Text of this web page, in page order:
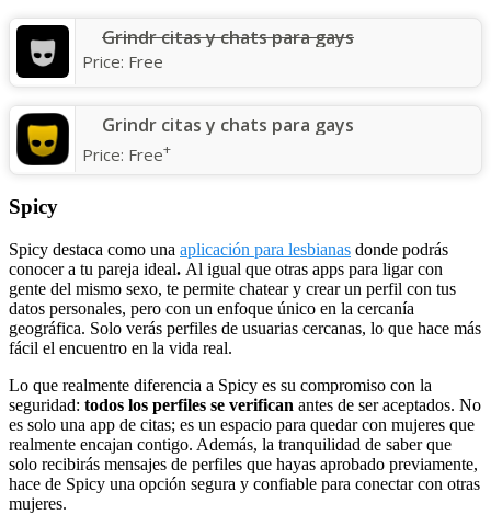
Grindr citas y chats para gays
Price: Free
Grindr citas y chats para gays
Price: Free+
Spicy
Spicy destaca como una aplicación para lesbianas donde podrás
conocer a tu pareja ideal. Al igual que otras apps para ligar con
gente del mismo sexo, te permite chatear y crear un perfil con tus
datos personales, pero con un enfoque único en la cercanía
geográfica. Solo verás perfiles de usuarias cercanas, lo que hace más
fácil el encuentro en la vida real.
Lo que realmente diferencia a Spicy es su compromiso con la
seguridad: todos los perfiles se verifican antes de ser aceptados. No
es solo una app de citas; es un espacio para quedar con mujeres que
realmente encajan contigo. Además, la tranquilidad de saber que
solo recibirás mensajes de perfiles que hayas aprobado previamente,
hace de Spicy una opción segura y confiable para conectar con otras
mujeres.